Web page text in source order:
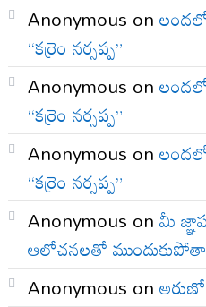
Anonymous on
“కర్రెం నర్సప్ప”
Anonymous on
“కర్రెం నర్సప్ప”
Anonymous on
“కర్రెం నర్సప్ప”
Anonymous onమీ
ఆలోచనలతో
Anonymous on